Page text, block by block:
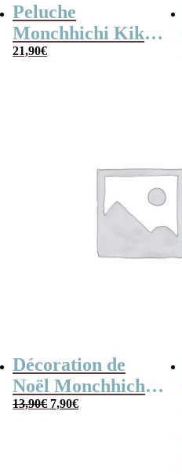
Peluche
Monchhichi Kiki
l’original (20 cm)
21,90€
Décoration de
Noël Monchhichi
Kiki – Chaussette
13,90€ Le
prix
7,90€Le
prix